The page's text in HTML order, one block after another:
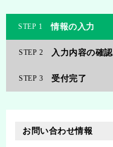
1 情報の入力
2 入力内容の確認
3 受付完了
お問い合わせ情報